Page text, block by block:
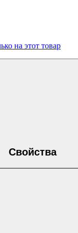
на этот товар
Свойства